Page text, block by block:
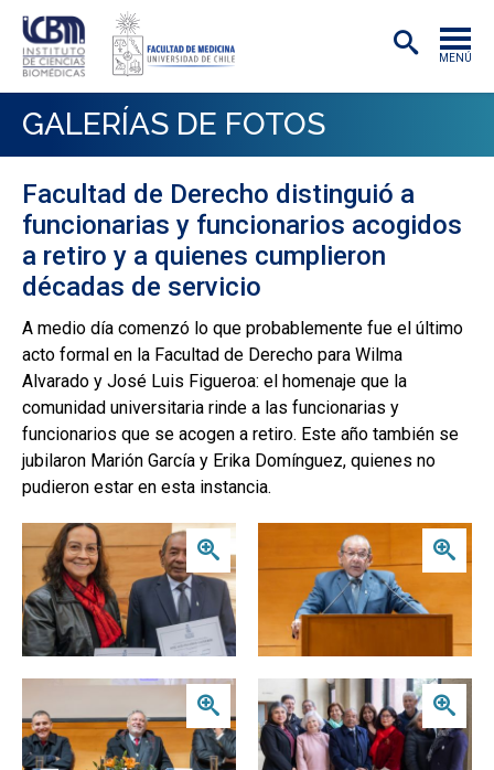
MENÚ
INSTITUTO
ACADÉMICAS/OS
INVESTIGACIÓN
PREGRADO
POSTGRADO
PUBLICACIONES
EXTENSIÓN
GALERÍAS DE FOTOS
Facultad de Derecho distinguió a
funcionarias y funcionarios acogidos
a retiro y a quienes cumplieron
décadas de servicio
A medio día comenzó lo que probablemente fue el último
acto formal en la Facultad de Derecho para Wilma
Alvarado y José Luis Figueroa: el homenaje que la
comunidad universitaria rinde a las funcionarias y
funcionarios que se acogen a retiro. Este año también se
jubilaron Marión García y Erika Domínguez, quienes no
pudieron estar en esta instancia.
Zoom
Zoom